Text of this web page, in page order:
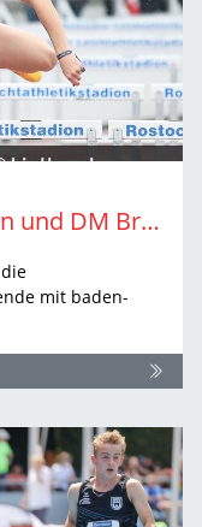
Mehrkampfmeisterschaften und DM Braunschweig | Wochenend-Ausblick
mit baden-